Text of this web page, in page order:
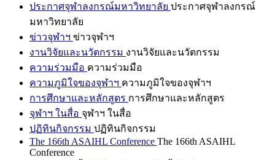
ประกาศจุฬาลงกรณ์มหาวิทยาลัย ประกาศจุฬาลงกรณ์
มหาวิทยาลัย
ข่าวจุฬาฯ ข่าวจุฬาฯ
งานวิจัยและนวัตกรรม งานวิจัยและนวัตกรรม
ความร่วมมือ ความร่วมมือ
ความภูมิใจของจุฬาฯ ความภูมิใจของจุฬาฯ
การศึกษาและหลักสูตร การศึกษาและหลักสูตร
จุฬาฯ ในสื่อ จุฬาฯ ในสื่อ
ปฏิทินกิจกรรม ปฏิทินกิจกรรม
The 166th ASAIHL Conference The 166th ASAIHL
Conference